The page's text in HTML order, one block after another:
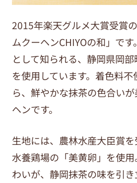
2015年楽天グルメ大賞受賞
ムクーヘンCHIYOの和」で
として知られる、静岡県岡部
を使用しています。着色料
ら、鮮やかな抹茶の色合い
ヘンです。
生地には、農林水産大臣賞
水養鶏場の「美黄卵」を使
わいが、静岡抹茶の味を引